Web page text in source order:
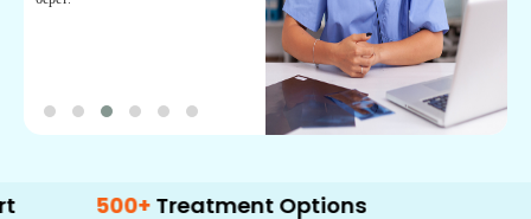
500+ Treatment Options